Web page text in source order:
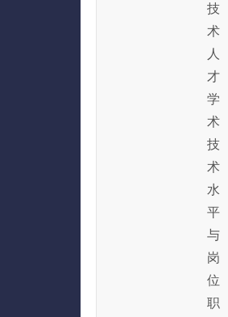
技
术
人
才
学
术
技
术
水
平
与
岗
位
职